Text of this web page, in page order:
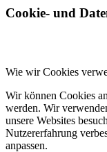
Cookie- und
Wie wir Cookies
Wir können Cookies
werden. Wir
unsere Websites
Nutzererfahrung
anpassen.